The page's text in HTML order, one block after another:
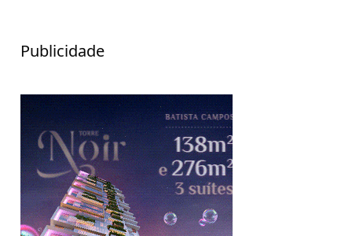
Publicidade